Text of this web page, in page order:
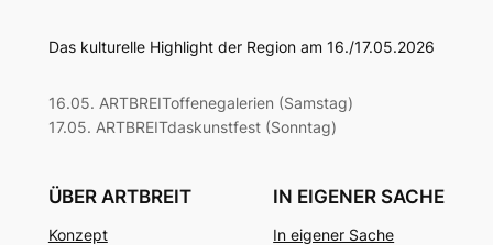
Das kulturelle Highlight der Region am 16./17.05.2026
16.05. ARTBREIToffenegalerien (Samstag)
17.05. ARTBREITdaskunstfest (Sonntag)
ÜBER ARTBREIT
Konzept
IN EIGENER SACHE
In eigener Sache